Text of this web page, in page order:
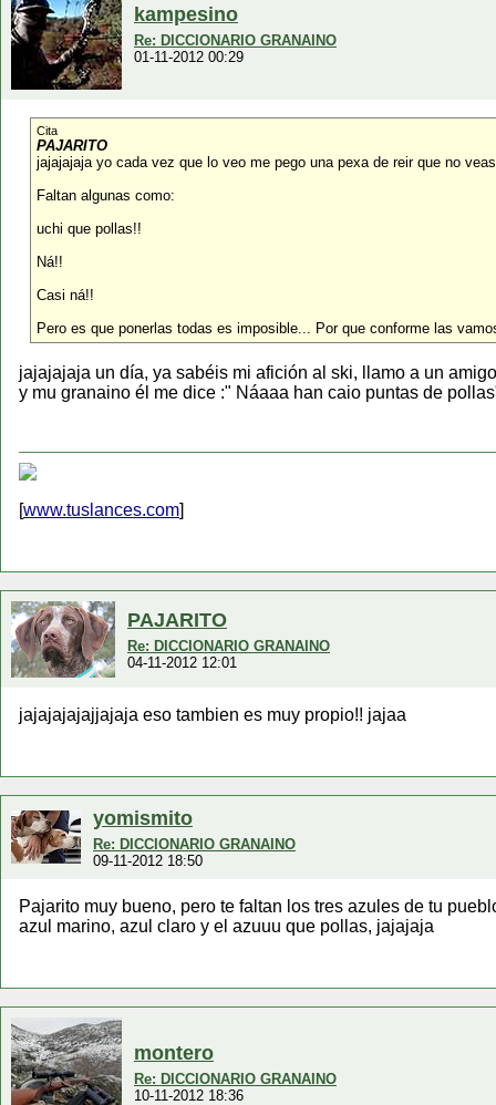
kampesino
Re: DICCIONARIO GRANAINO
01-11-2012 00:29
Cita
PAJARITO
jajajajaja yo cada vez que lo veo me pego una pexa de reir que no
Faltan algunas como:
uchi que pollas!!
Ná!!
Casi ná!!
Pero es que ponerlas todas es imposible... Por que conforme las
jajajajaja un día, ya sabéis mi afición al ski, llamo a un
y mu granaino él me dice :" Náaaa han caio puntas de
[www.tuslances.com]
PAJARITO
Re: DICCIONARIO GRANAINO
04-11-2012 12:01
jajajajajajjajaja eso tambien es muy propio!! jajaa
yomismito
Re: DICCIONARIO GRANAINO
09-11-2012 18:50
Pajarito muy bueno, pero te faltan los tres azules de tu
azul marino, azul claro y el azuuu que pollas, jajajaja
montero
Re: DICCIONARIO GRANAINO
10-11-2012 18:36